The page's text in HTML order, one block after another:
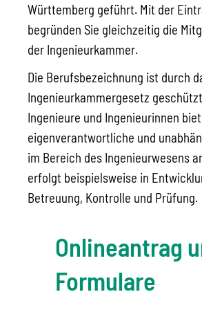
Württemberg geführt. Mit der
begründen Sie gleichzeitig die
der Ingenieurkammer.
Die Berufsbezeichnung ist durch
Ingenieurkammergesetz
Ingenieure und Ingenieurinnen
eigenverantwortliche und
im Bereich des Ingenieurwesens
erfolgt beispielsweise in
Betreuung, Kontrolle und Prüfung.
Onlineantrag
Formulare